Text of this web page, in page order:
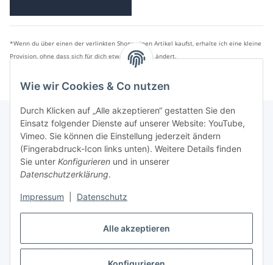
Alle akzeptieren
Wie wir Cookies & Co nutzen
Durch Klicken auf „Alle akzeptieren“ gestatten Sie den
Einsatz folgender Dienste auf unserer Website: YouTube,
Vimeo. Sie können die Einstellung jederzeit ändern
(Fingerabdruck-Icon links unten). Weitere Details finden
Sie unter Konfigurieren und in unserer
Datenschutzerklärung.
Impressum Datenschutz
*Wenn du über einen der verlinkten Shops einen Artikel kaufst, erhalte ich eine kleine
Provision, ohne dass sich für dich etwas am Preis ändert.
Informationen
Gesetzliche Informationen
Vertrag widerrufen